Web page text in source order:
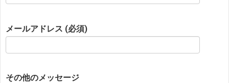
メールアドレス (必須)
その他のメッセージ